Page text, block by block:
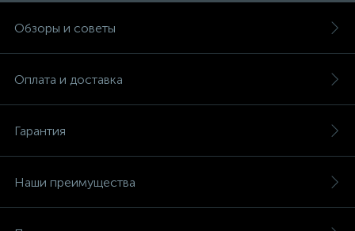
Обзоры и советы
Оплата и доставка
Гарантия
Наши преимущества